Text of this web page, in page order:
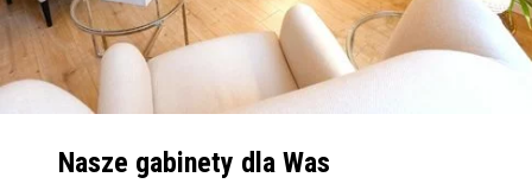
Nasze gabinety dla Was